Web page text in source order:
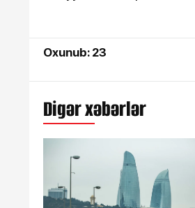
Oxunub: 23
Digər xəbərlər
16-07-